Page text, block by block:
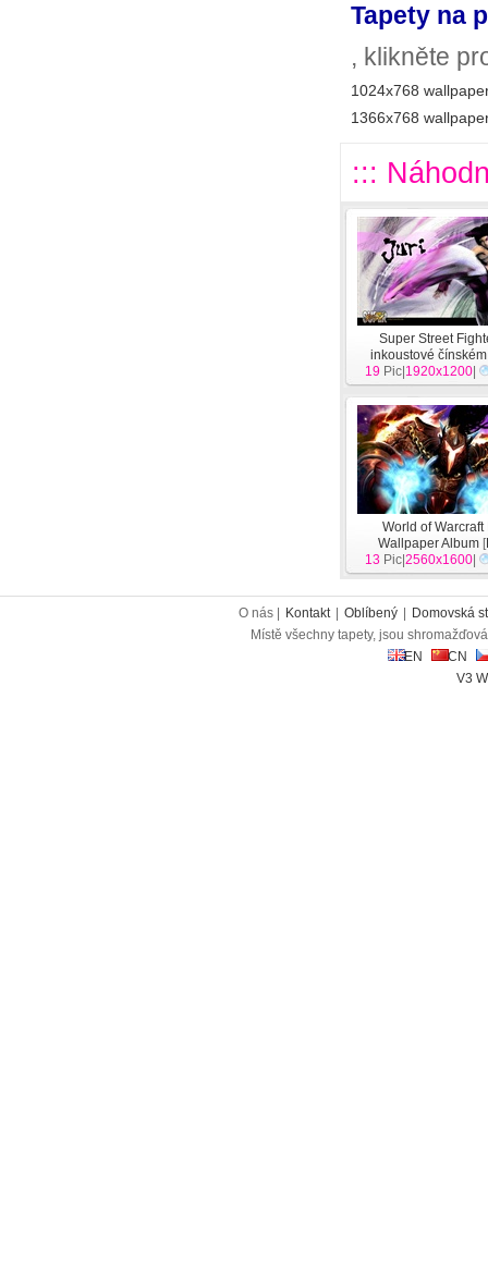
Tapety na
, klikněte
1024x768
1366x768
:::
Super Street
inkoustové
wallpaper[Hra
19 Pic| 1920x1200
World of Warcraft
Wallpaper Album [
13 Pic|2560x1600
O nás | Kontakt Oblíbený
Domovská
Místě všechny tapety, jsou
EN
CN
V3